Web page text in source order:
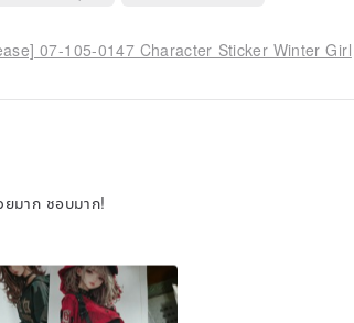
07-105-0147 Character Sticker Winter Girl
ยมาก ชอบมาก!